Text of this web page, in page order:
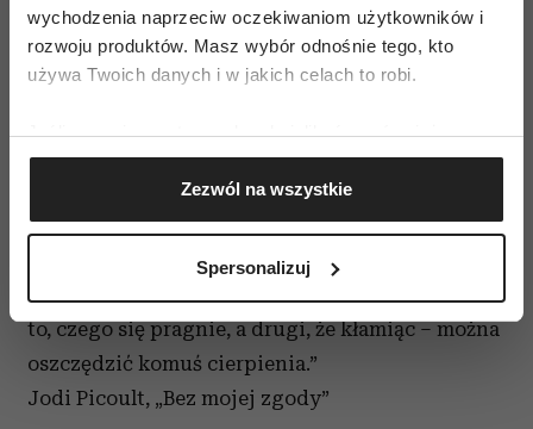
wychodzenia naprzeciw oczekiwaniom użytkowników i
rozwoju produktów. Masz wybór odnośnie tego, kto
używa Twoich danych i w jakich celach to robi.
Jeśli wyrazisz na to zgodę, chcielibyśmy również:
Gromadzić dane dotyczące Twojej lokalizacji
geograficznej z dokładnością nawet do kilku metrów
Identyfikować Twoje urządzenie, aktywnie
(fingerprinting, czyli wirtualny odcisk palca)
dane są przetwarzane oraz ustaw własne preferencje w
sekcji szczegółów. W Deklaracji plików cookie możesz
zmienić lub wycofać swoją zgodę w dowolnej chwili.
Zezwól na wszystkie
Spersonalizuj
pokazują, jak złożona bywa relacja między
miłością a obłudą – czasem bolesna, a czasem aż
nazbyt ludzka.
„Miłość czyni nas wszystkich kłamcami.”
„Znam dwa powody, żeby nie mówić prawdy.
Pierwszy jest taki, że kłamstwem można zdobyć
to, czego się pragnie, a drugi, że kłamiąc – można
oszczędzić komuś cierpienia.”
Jodi Picoult, „Bez mojej zgody”